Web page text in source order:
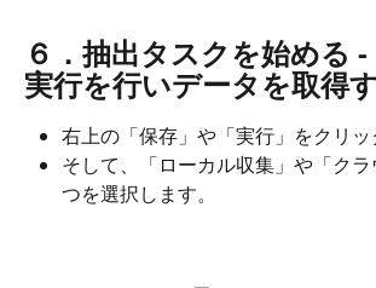
６．抽出タスクを始める
実行を行いデータを取得
右上の「保存」や「実行」をクリッ
そして、「ローカル収集」や「ク
つを選択します。